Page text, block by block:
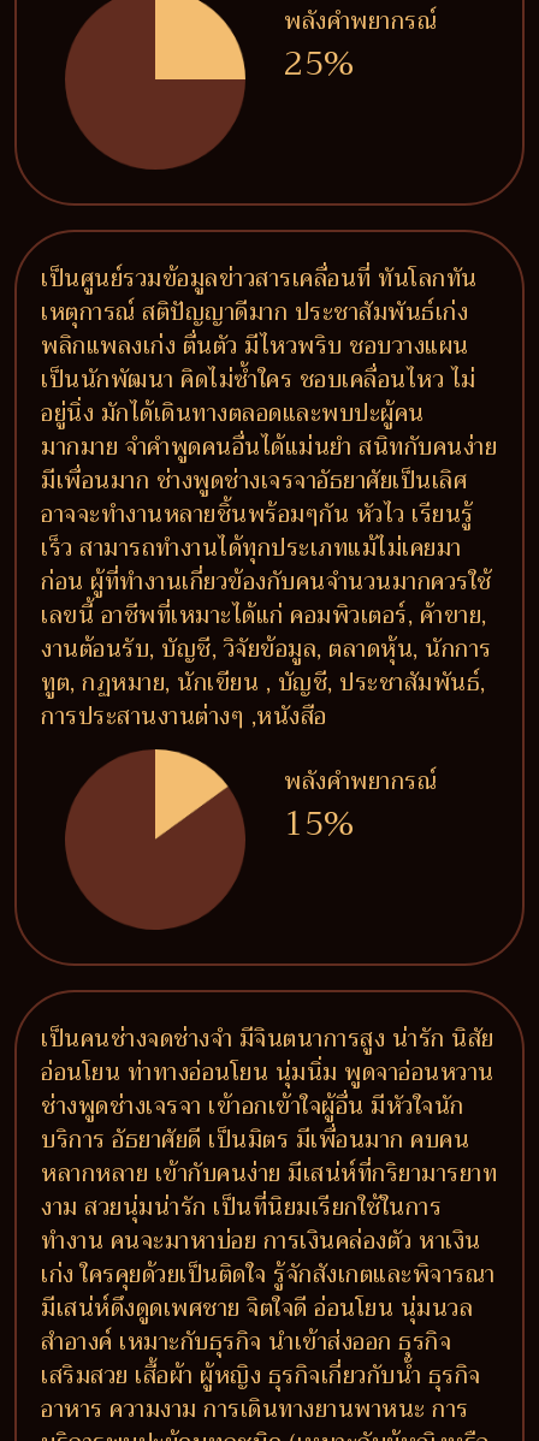
พลังคำพยากรณ์
25%
เป็นศูนย์รวมข้อมูลข่าวสารเคลื่อนที่ ทันโลกทัน
เหตุการณ์ สติปัญญาดีมาก ประชาสัมพันธ์เก่ง
พลิกแพลงเก่ง ตื่นตัว มีไหวพริบ ชอบวางแผน
เป็นนักพัฒนา คิดไม่ซ้ำใคร ชอบเคลื่อนไหว ไม่
อยู่นิ่ง มักได้เดินทางตลอดและพบปะผู้คน
มากมาย จำคำพูดคนอื่นได้แม่นยำ สนิทกับคนง่าย
มีเพื่อนมาก ช่างพูดช่างเจรจาอัธยาศัยเป็นเลิศ
อาจจะทำงานหลายชิ้นพร้อมๆกัน หัวไว เรียนรู้
เร็ว สามารถทำงานได้ทุกประเภทแม้ไม่เคยมา
ก่อน ผู้ที่ทำงานเกี่ยวข้องกับคนจำนวนมากควรใช้
เลขนี้ อาชีพที่เหมาะได้แก่ คอมพิวเตอร์, ค้าขาย,
งานต้อนรับ, บัญชี, วิจัยข้อมูล, ตลาดหุ้น, นักการ
ทูต, กฏหมาย, นักเขียน , บัญชี, ประชาสัมพันธ์,
การประสานงานต่างๆ ,หนังสือ
พลังคำพยากรณ์
15%
เป็นคนช่างจดช่างจำ มีจินตนาการสูง น่ารัก นิสัย
อ่อนโยน ท่าทางอ่อนโยน นุ่มนิ่ม พูดจาอ่อนหวาน
ช่างพูดช่างเจรจา เข้าอกเข้าใจผู้อื่น มีหัวใจนัก
บริการ อัธยาศัยดี เป็นมิตร มีเพื่อนมาก คบคน
หลากหลาย เข้ากับคนง่าย มีเสน่ห์ที่กริยามารยาท
งาม สวยนุ่มน่ารัก เป็นที่นิยมเรียกใช้ในการ
ทำงาน คนจะมาหาบ่อย การเงินคล่องตัว หาเงิน
เก่ง ใครคุยด้วยเป็นติดใจ รู้จักสังเกตและพิจารณา
มีเสน่ห์ดึงดูดเพศชาย จิตใจดี อ่อนโยน นุ่มนวล
สำอางค์ เหมาะกับธุรกิจ นำเข้าส่งออก ธุรกิจ
เสริมสวย เสื้อผ้า ผู้หญิง ธุรกิจเกี่ยวกับน้ำ ธุรกิจ
อาหาร ความงาม การเดินทางยานพาหนะ การ